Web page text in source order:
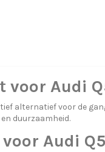
voor Audi
alternatief voor de
duurzaamheid.
Audi